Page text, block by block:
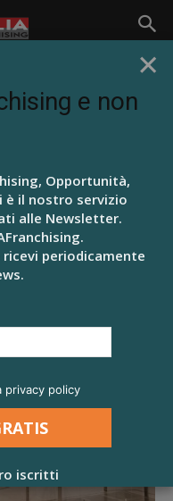
BEL
2015
655
×
e non
Opportunità,
è il nostro servizio
alle Newsletter.
periodicamente
privacy policy
iscritti